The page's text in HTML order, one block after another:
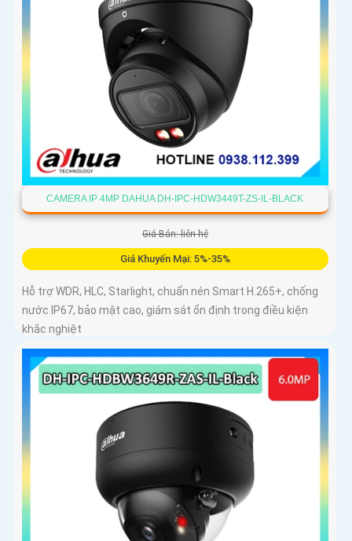
CAMERA IP 4MP DAHUA DH-IPC-HDW3449T-ZS-IL-BLACK
Giá Bán: liên hệ
Giá Khuyến Mại: 5%-35%
Hỗ trợ WDR, HLC, Starlight, chuẩn nén Smart H.265+, chống
nước IP67, bảo mật cao, giám sát ổn định trong điều kiện
khắc nghiệt